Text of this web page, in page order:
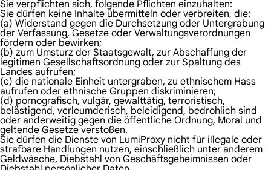
Sie verpflichten sich, folgende Pflichten einzuhalten:
Sie dürfen keine Inhalte übermitteln oder verbreiten, die:
(a) Widerstand gegen die Durchsetzung oder Untergrabung
der Verfassung, Gesetze oder Verwaltungsverordnungen
fördern oder bewirken;
(b) zum Umsturz der Staatsgewalt, zur Abschaffung der
legitimen Gesellschaftsordnung oder zur Spaltung des
Landes aufrufen;
(c) die nationale Einheit untergraben, zu ethnischem Hass
aufrufen oder ethnische Gruppen diskriminieren;
(d) pornografisch, vulgär, gewalttätig, terroristisch,
belästigend, verleumderisch, beleidigend, bedrohlich sind
oder anderweitig gegen die öffentliche Ordnung, Moral und
geltende Gesetze verstoßen.
Sie dürfen die Dienste von LumiProxy nicht für illegale oder
strafbare Handlungen nutzen, einschließlich unter anderem
Geldwäsche, Diebstahl von Geschäftsgeheimnissen oder